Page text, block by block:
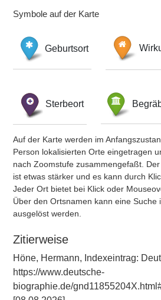
Symbole auf der Karte
Geburtsort
Sterbeort
Auf der Karte werden im
Person lokalisierten Orte eingetragen
nach Zoomstufe zusammengefaßt.
ist etwas stärker und es kann durch
Jeder Ort bietet bei Klick oder
Über den Ortsnamen kann eine Suche
ausgelöst werden.
Zitierweise
Höne, Hermann, Indexeintrag:
https://www.deutsche-
biographie.de/